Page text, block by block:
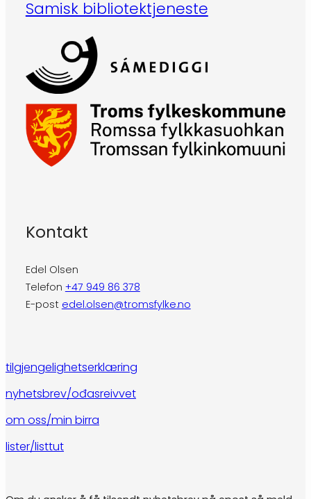
Samisk bibliotektjeneste
Kontakt
Edel Olsen
Telefon +47 949 86 378
E-post edel.olsen@tromsfylke.no
tilgjengelighetserklæring
nyhetsbrev/ođasreivvet
om oss/min birra
lister/listtut